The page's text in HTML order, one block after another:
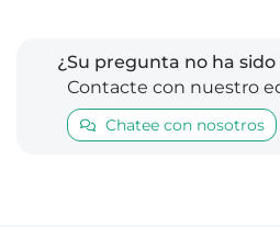
¿Su pregunta no ha
Сontacte con nuestro
Chatee con nosotros